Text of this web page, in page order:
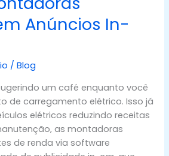
Anúncios In-
/Blog
um café enquanto você
de carregamento elétrico. Isso já
elétricos reduzindo receitas
as montadoras
de renda via software